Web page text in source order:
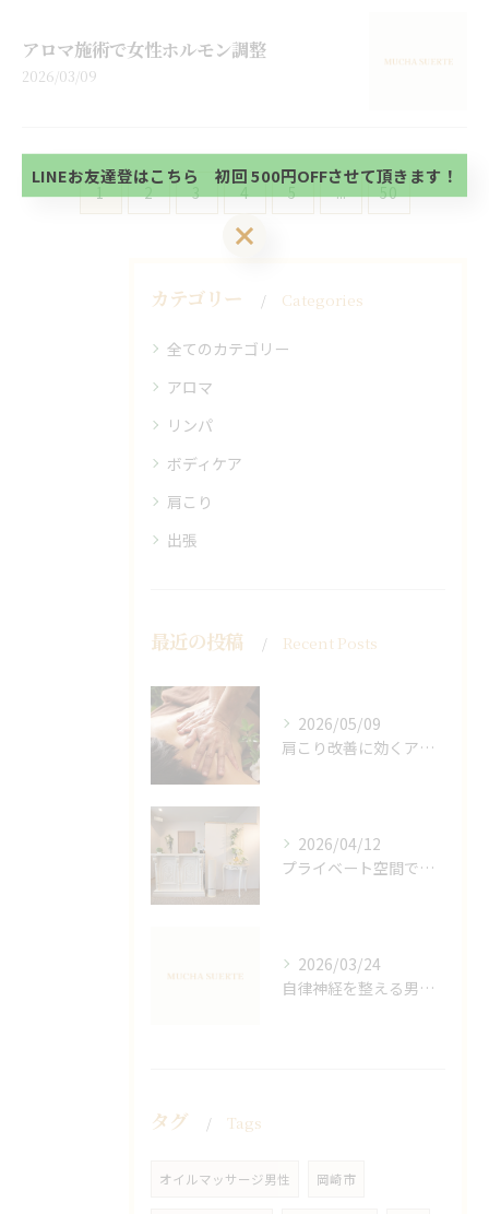
アロマ施術で女性ホルモン調整
2026/03/09
1 2 3 4 5 ... 50
カテゴリー Categories
全てのカテゴリー
アロマ
リンパ
ボディケア
肩こり
出張
最近の投稿 Recent Posts
2026/05/09
肩こり改善に効くアロマリンパの手技と効果
2026/04/12
プライベート空間で極上アロマリンパケアの効果
2026/03/24
自律神経を整える男性オイルマッサージ
タグ Tags
オイルマッサージ男性 岡崎市
初回 500円OFFさせて頂きます。 既に 追加済の
方、不必要な方 お手数ですが、✖印でお閉じ下さ
い。
LINEお友達登はこちら 初回 500円OFFさせて頂きます！
当サロンの公式LINE@にお友達登録頂いたお客様は
LINEお友達登はこちら 初回 500円OFFさせて頂きます！